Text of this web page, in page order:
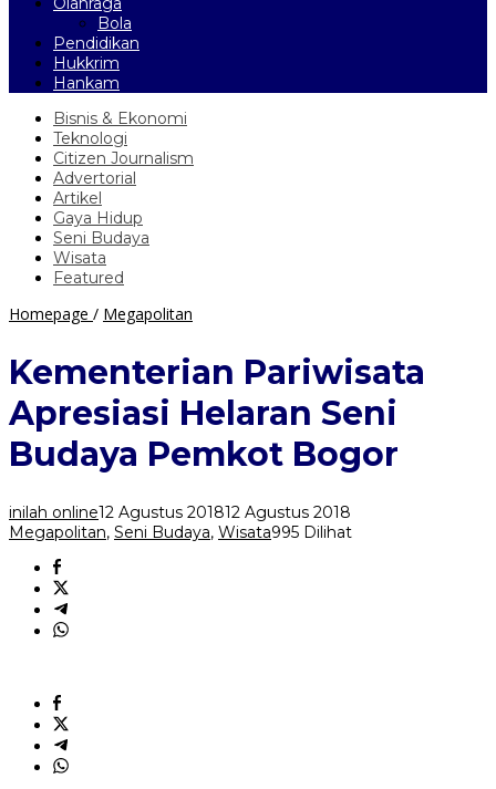
Bola
Pendidikan
Hukkrim
Hankam
Bisnis & Ekonomi
Teknologi
Citizen Journalism
Advertorial
Artikel
Gaya Hidup
Seni Budaya
Wisata
Featured
Homepage / Megapolitan
Apresiasi
Helaran
Seni
Budaya
Pemkot
Bogor
Kementerian Pariwisata
Apresiasi Helaran Seni
Budaya Pemkot Bogor
inilah online12 Agustus 201812 Agustus 2018
Megapolitan, Seni Budaya, Wisata995 Dilihat